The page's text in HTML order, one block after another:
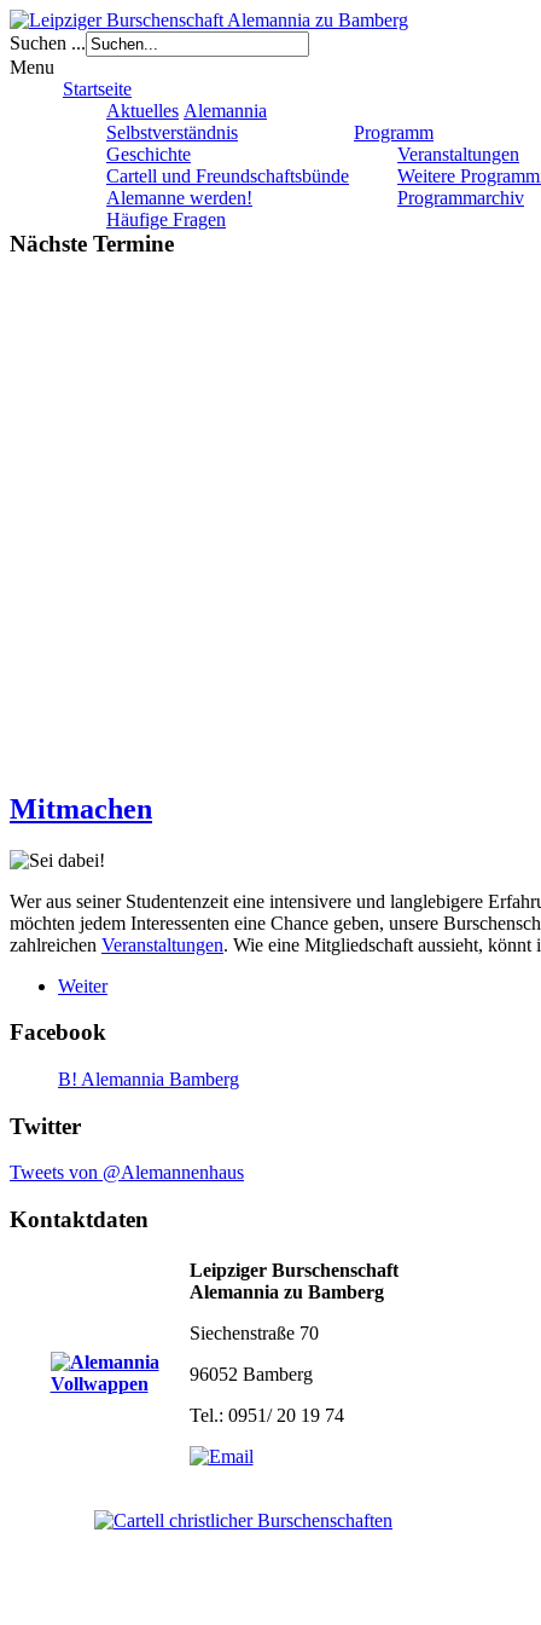
Suchen ...
Menu
Startseite
Aktuelles Alemannia
Selbstverständnis
Geschichte
Cartell und Freundschaftsbünde
Alemanne werden!
Häufige Fragen
Programm
Veranstaltungen
Weitere
Programmarchiv
Nächste Termine
Mitmachen
Wer aus seiner Studentenzeit eine intensivere und langlebigere
möchten jedem Interessenten eine Chance geben, unsere
zahlreichen Veranstaltungen. Wie eine Mitgliedschaft aussieht, könnt
Weiter
Facebook
B! Alemannia Bamberg
Twitter
Tweets von @Alemannenhaus
Kontaktdaten
Leipziger Burschenschaft
Alemannia zu Bamberg
Siechenstraße 70
96052 Bamberg
Tel.: 0951/ 20 19 74